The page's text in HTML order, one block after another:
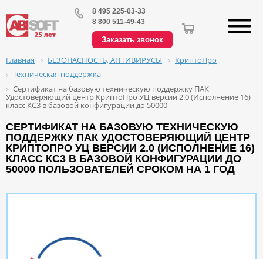
8 495 225-03-33
8 800 511-49-43
Заказать звонок
Главная БЕЗОПАСНОСТЬ, АНТИВИРУСЫ
КриптоПро
Техническая поддержка
Сертификат на базовую техническую поддержку ПАК
Удостоверяющий центр КриптоПро УЦ версии 2.0 (Исполнение 16)
класс КС3 в базовой конфигурации до 50000
СЕРТИФИКАТ НА БАЗОВУЮ ТЕХНИЧЕСКУЮ
ПОДДЕРЖКУ ПАК УДОСТОВЕРЯЮЩИЙ ЦЕНТР
КРИПТОПРО УЦ ВЕРСИИ 2.0 (ИСПОЛНЕНИЕ 16)
КЛАСС КС3 В БАЗОВОЙ КОНФИГУРАЦИИ ДО
50000 ПОЛЬЗОВАТЕЛЕЙ СРОКОМ НА 1 ГОД